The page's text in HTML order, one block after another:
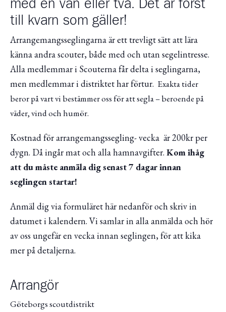
med en vän eller två. Det är först
till kvarn som gäller!
Arrangemangsseglingarna är ett trevligt sätt att lära
känna andra scouter, både med och utan segelintresse.
Alla medlemmar i Scouterna får delta i seglingarna,
men medlemmar i distriktet har förtur. Exakta tider
beror på vart vi bestämmer oss för att segla – beroende på
väder, vind och humör.
Kostnad för arrangemangssegling- vecka är 200kr per
dygn. Då ingår mat och alla hamnavgifter. Kom ihåg
att du måste anmäla dig senast 7 dagar innan
seglingen startar!
Anmäl dig via formuläret här nedanför och skriv in
datumet i kalendern. Vi samlar in alla anmälda och hör
av oss ungefär en vecka innan seglingen, för att kika
mer på detaljerna.
Arrangör
Göteborgs scoutdistrikt